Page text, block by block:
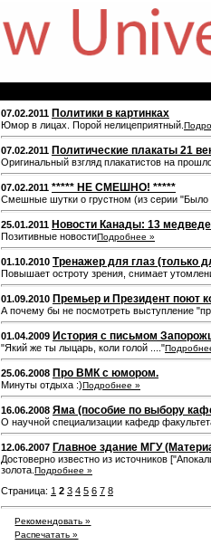
07.02.2011 Политики в картинках
Юмор в лицах. Порой нелицеприятный.
07.02.2011 Политические плакаты 21
Оригинальный взгляд плакатистов на
07.02.2011 ***** НЕ СМЕШНО! *****
Смешные шутки о грустном (из серии
25.01.2011 Новости Канады: 13
Позитивные новостиПодробнее »
01.10.2010 Тренажер для глаз (только
Повышает остроту зрения, снимает
01.09.2010 Премьер и Президент поют
А почему бы не посмотреть выступление
01.04.2009 История с письмом
"Який же ты лыцарь, коли голой ...."
25.06.2008 Про ВМК с юмором.
Минуты отдыха :)Подробнее »
16.06.2008 Яма (пособие по выбору
О научной специализации кафедр
12.06.2007 Главное здание МГУ
Достоверно известно из источников
золота. Подробнее »
Страница: 1 2 3 4 5 6 7 8
Рекомендовать »
Распечатать »